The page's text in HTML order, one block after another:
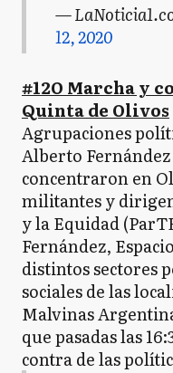
—
12, 2020
#12O Marcha y
Quinta de Olivos
Agrupaciones
Alberto
concentraron en
militantes y
y la Equidad
Fernández,
distintos sectores
sociales de las
Malvinas
que pasadas las
contra de las